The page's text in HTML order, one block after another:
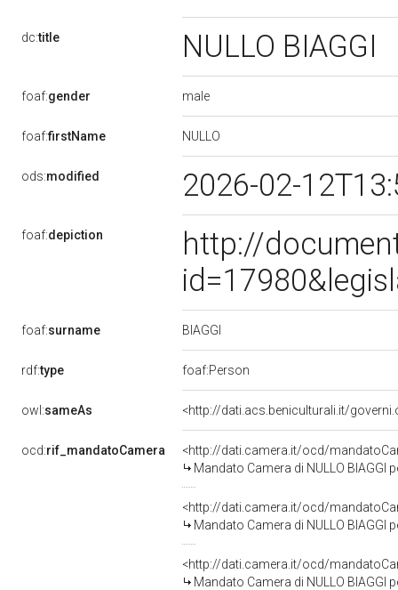
dc:title NULLO BIAGGI
foaf:gender male
foaf:firstName NULLO
ods:modified 2026-02-
foaf:depiction
http://
foaf:surname BIAGGI
rdf:type foaf:Person
owl:sameAs <http://dati.acs.beniculturali.it/
ocd:rif_mandatoCamera
<http://dati.camera.it/ocd/
Mandato Camera di NULLO BIAGGI
<http://dati.camera.it/ocd/
Mandato Camera di NULLO BIAGGI
<http://dati.camera.it/ocd/
Mandato Camera di NULLO BIAGGI